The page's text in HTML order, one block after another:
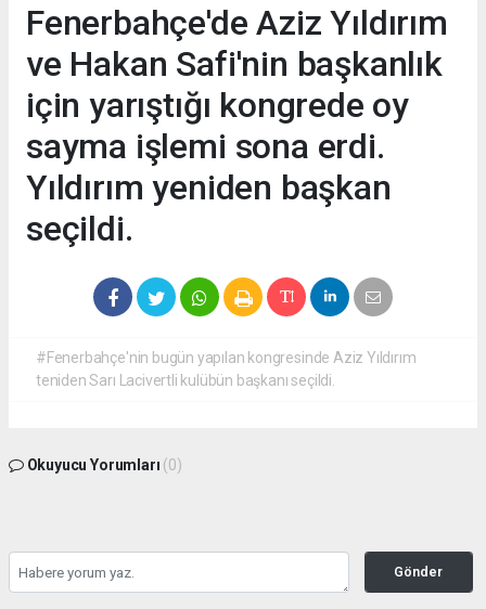
Fenerbahçe'de Aziz Yıldırım
ve Hakan Safi'nin başkanlık
için yarıştığı kongrede oy
sayma işlemi sona erdi.
Yıldırım yeniden başkan
seçildi.
#Fenerbahçe'nin bugün yapılan kongresinde Aziz Yıldırım
teniden Sarı Lacivertli kulübün başkanı seçildi.
Okuyucu Yorumları (0)
Gönder